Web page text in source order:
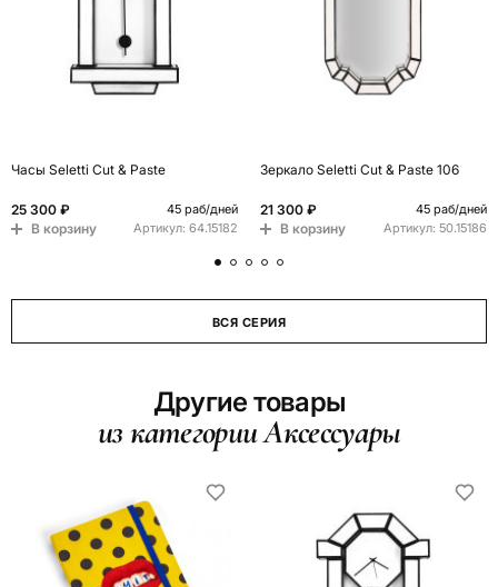
Часы Seletti Cut & Paste
25 300 ₽ 45 раб/дней
В корзину Артикул: 64.15182
Зеркало Seletti Cut & Paste 106
21 300 ₽ 45 раб/дней
В корзину Артикул: 50.15186
ВСЯ СЕРИЯ
Другие товары
из категории Аксессуары